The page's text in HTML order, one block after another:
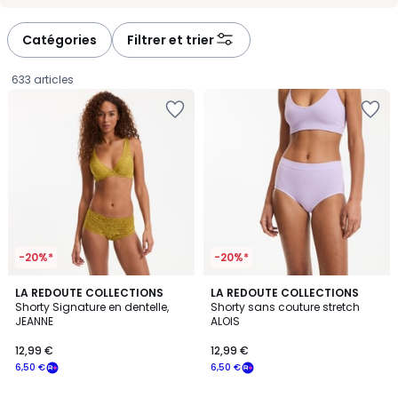
Catégories Filtrer et trier
633 articles
-20%*
LA REDOUTE COLLECTIONS
Shorty Signature en dentelle,
JEANNE
€
souscrivez
6,50 €
12,99 €
4,5
/ 5
4
Couleurs
-20%*
LA REDOUTE COLLECTIONS
Shorty sans couture stretch
ALOIS
6,50 €
12,99 €
4
/
5
3
Couleurs